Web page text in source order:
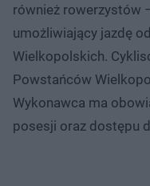
również rowerzystów
umożliwiający jazdę
Wielkopolskich.
Powstańców
Wykonawca ma
posesji oraz dostępu